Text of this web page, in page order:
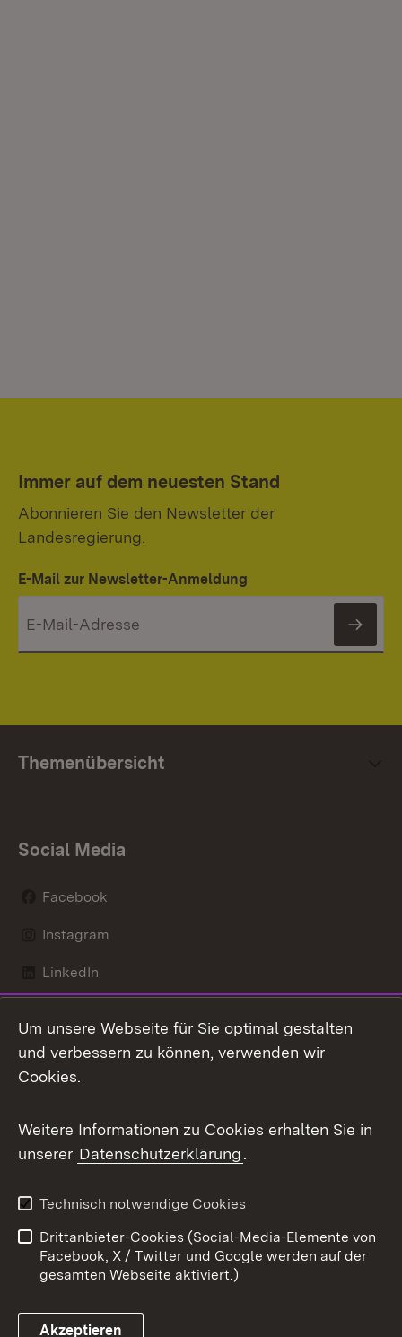
Immer auf dem neuesten Stand
Abonnieren Sie den Newsletter der
Landesregierung.
E-Mail zur Newsletter-Anmeldung
Themenübersicht
Social Media
Facebook
Instagram
LinkedIn
X / Twitter
Youtube
Kontakt
Datenschutz
Barrierefreiheit
Impressum
Cookies
Um unsere Webseite für Sie optimal gestalten
und verbessern zu können, verwenden wir
Cookies.
Weitere Informationen zu Cookies erhalten Sie in
unserer Datenschutzerklärung.
Technisch notwendige Cookies
Drittanbieter-Cookies (Social-Media-Elemente von
Facebook, X / Twitter und Google werden auf der
gesamten Webseite aktiviert.)
Akzeptieren